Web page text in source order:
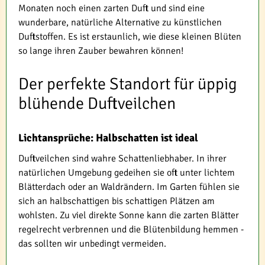
Monaten noch einen zarten Duft und sind eine
wunderbare, natürliche Alternative zu künstlichen
Duftstoffen. Es ist erstaunlich, wie diese kleinen Blüten
so lange ihren Zauber bewahren können!
Der perfekte Standort für üppig
blühende Duftveilchen
Lichtansprüche: Halbschatten ist ideal
Duftveilchen sind wahre Schattenliebhaber. In ihrer
natürlichen Umgebung gedeihen sie oft unter lichtem
Blätterdach oder an Waldrändern. Im Garten fühlen sie
sich an halbschattigen bis schattigen Plätzen am
wohlsten. Zu viel direkte Sonne kann die zarten Blätter
regelrecht verbrennen und die Blütenbildung hemmen -
das sollten wir unbedingt vermeiden.